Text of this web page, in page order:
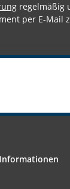
regelmäßig
per E-Mail